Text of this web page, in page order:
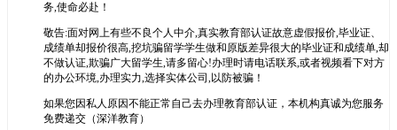
务,使命必赴！
敬告:面对网上有些不良个人中介,真实教育部认证故意虚假报价,毕业证、
成绩单却报价很高,挖坑骗留学学生做和原版差异很大的毕业证和成绩单,却
不做认证,欺骗广大留学生,请多留心!办理时请电话联系,或者视频看下对方
的办公环境,办理实力,选择实体公司,以防被骗！
如果您因私人原因不能正常自己去办理教育部认证，本机构真诚为您服务
免费递交（深洋教育）